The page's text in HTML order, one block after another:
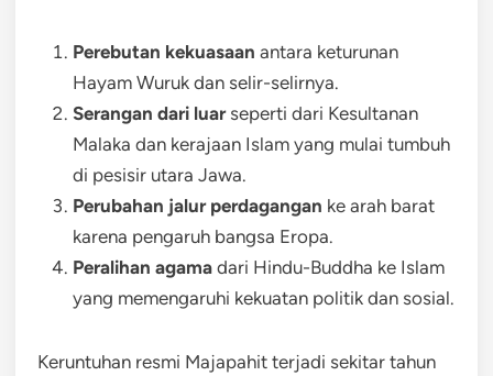
Perebutan kekuasaan antara keturunan
Hayam Wuruk dan selir-selirnya.
Serangan dari luarseperti dari Kesultanan
Malaka dan kerajaan Islam yang mulai tumbuh
di pesisir utara Jawa.
Perubahan jalur perdagangan ke arah barat
karena pengaruh bangsa Eropa.
Peralihan agama dari Hindu-Buddha ke Islam
yang memengaruhi kekuatan politik dan sosial.
Keruntuhan resmi Majapahit terjadi sekitar tahun